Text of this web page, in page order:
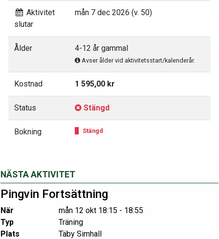
NÄSTA AKTIVITET
Pingvin Fortsättning
När
mån 12 okt 18:15 - 18:55
Typ
Träning
Plats
Täby Simhall
Aktivitet
slutar
mån 7 dec 2026 (v. 50)
Ålder 4-12 år gammal
Avser ålder vid aktivitetsstart/kalenderår.
Kostnad 1 595,00 kr
Status Stängd
Bokning Stängd